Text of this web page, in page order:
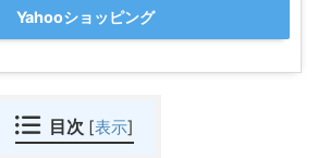
Yahooショッピング
目次 [表示]